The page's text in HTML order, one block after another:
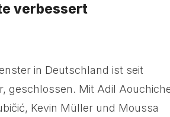
verbessert
in Deutschland ist seit
geschlossen. Mit Adil
Kevin Müller und Moussa